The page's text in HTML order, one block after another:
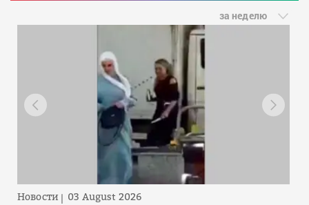
за неделю
Новости 03 August 2026